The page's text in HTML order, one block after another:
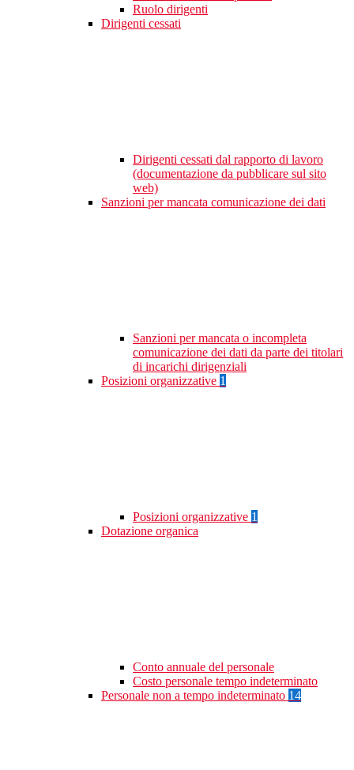
Ruolo dirigenti
Dirigenti cessati
Dirigenti cessati dal rapporto di lavoro
(documentazione da pubblicare sul sito
web)
Sanzioni per mancata comunicazione dei dati
Sanzioni per mancata o incompleta
comunicazione dei dati da parte dei titolari
di incarichi dirigenziali
Posizioni organizzative 1
Posizioni organizzative 1
Dotazione organica
Conto annuale del personale
Costo personale tempo indeterminato
Personale non a tempo indeterminato 14